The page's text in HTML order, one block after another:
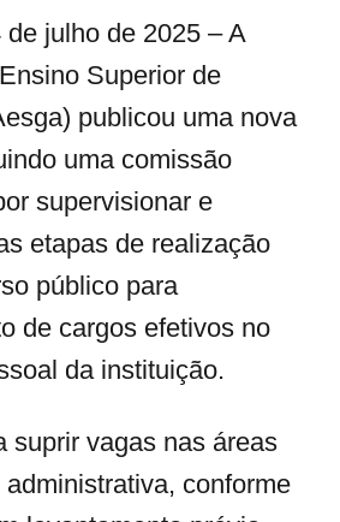
julho de 2025 – A
Superior de
publicou uma nova
uma comissão
supervisionar e
etapas de realização
público para
de cargos efetivos no
da instituição.
suprir vagas nas áreas
conforme